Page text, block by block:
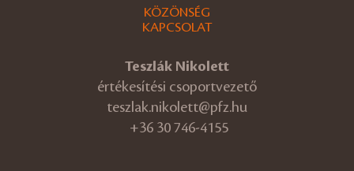
KÖZÖNSÉG
KAPCSOLAT
Teszlák Nikolett
értékesítési csoportvezető
teszlak.nikolett@pfz.hu
+36 30 746-4155